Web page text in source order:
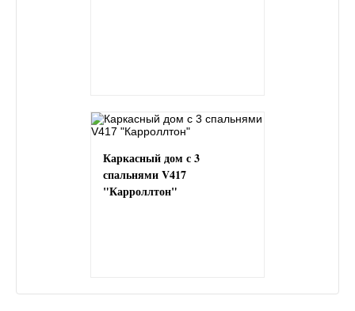
Каркасный дом с 3
спальнями V417
"Карроллтон"